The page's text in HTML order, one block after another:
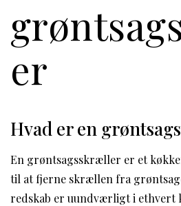
er
Hvad er en
En grøntsagsskræller er et
til at fjerne skrællen fra
redskab er uundværligt i ethvert